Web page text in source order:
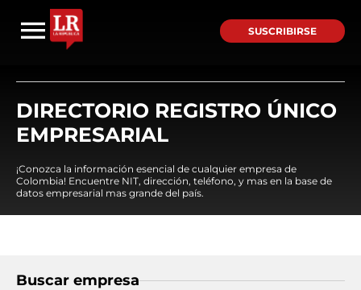
SUSCRIBIRSE
DIRECTORIO REGISTRO ÚNICO
EMPRESARIAL
¡Conozca la información esencial de cualquier empresa de
Colombia! Encuentre NIT, dirección, teléfono, y mas en la base de
datos empresarial mas grande del país.
Buscar empresa